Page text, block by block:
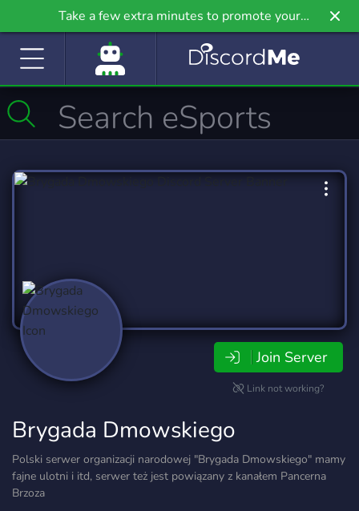
Take a few extra minutes to promote your
community even further on Griv.io, our newest
Join Server
Link not working?
Brygada Dmowskiego
Polski serwer organizacji narodowej "Brygada Dmowskiego" mamy
fajne ulotni i itd, serwer też jest powiązany z kanałem Pancerna
Brzoza